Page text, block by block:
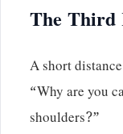
The Third
A short
“Why are you
shoulders?”